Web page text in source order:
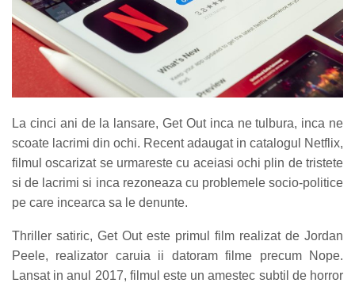
La cinci ani de la lansare, Get Out inca ne tulbura, inca ne
scoate lacrimi din ochi. Recent adaugat in catalogul Netflix,
filmul oscarizat se urmareste cu aceiasi ochi plin de tristete
si de lacrimi si inca rezoneaza cu problemele socio-politice
pe care incearca sa le denunte.
Thriller satiric, Get Out este primul film realizat de Jordan
Peele, realizator caruia ii datoram filme precum Nope.
Lansat in anul 2017, filmul este un amestec subtil de horror